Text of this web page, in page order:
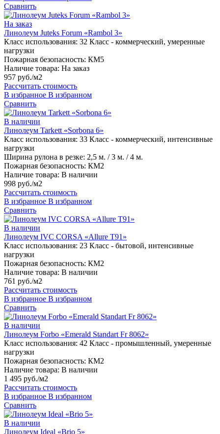
Сравнить
На заказ
Линолеум Juteks Forum «Rambol 3»
Класс использования: 32 Класс - коммерческий, умеренные
нагрузки
Пожарная безопасность: КМ5
Наличие товара: На заказ
957 руб./м2
Рассчитать стоимость
В избранное В избранном
Сравнить
В наличии
Линолеум Tarkett «Sorbona 6»
Класс использования: 33 Класс - коммерческий, интенсивные
нагрузки
Ширина рулона в резке: 2,5 м. / 3 м. / 4 м.
Пожарная безопасность: КМ2
Наличие товара: В наличии
998 руб./м2
Рассчитать стоимость
В избранное В избранном
Сравнить
В наличии
Линолеум IVC CORSA «Allure T91»
Класс использования: 23 Класс - бытовой, интенсивные
нагрузки
Пожарная безопасность: КМ2
Наличие товара: В наличии
761 руб./м2
Рассчитать стоимость
В избранное В избранном
Сравнить
В наличии
Линолеум Forbo «Emerald Standart Fr 8062»
Класс использования: 42 Класс - промышленный, умеренные
нагрузки
Пожарная безопасность: КМ2
Наличие товара: В наличии
1 495 руб./м2
Рассчитать стоимость
В избранное В избранном
Сравнить
В наличии
Линолеум Ideal «Brio 5»